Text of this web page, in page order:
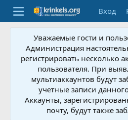
Вход
Уважаемые гости и
Администрация
регистрировать несколько
пользователя. При
мультиаккаунтов будут
учетные записи
Аккаунты,
почту, будут также